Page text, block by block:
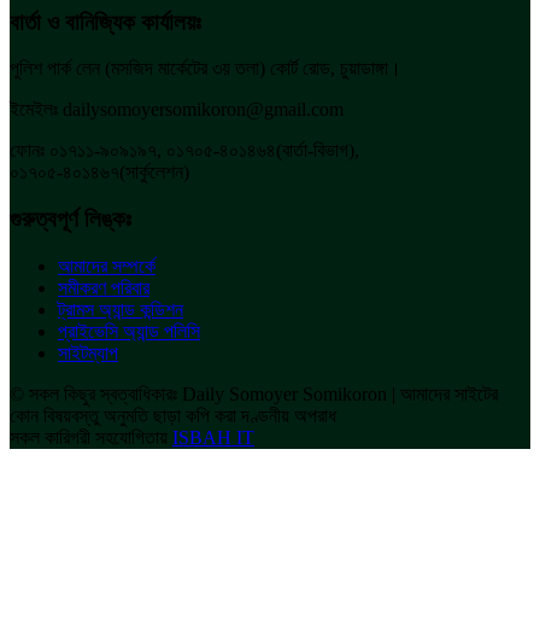
বার্তা ও বানিজ্যিক কার্যালয়ঃ
পুলিশ পার্ক লেন (মসজিদ মার্কেটের ৩য় তলা) কোর্ট রোড, চুয়াডাঙ্গা।
ইমেইলঃ dailysomoyersomikoron@gmail.com
ফোনঃ ০১৭১১-৯০৯১৯৭, ০১৭০৫-৪০১৪৬৪(বার্তা-বিভাগ),
০১৭০৫-৪০১৪৬৭(সার্কুলেশন)
গুরুত্বপূর্ণ লিঙ্কঃ
আমাদের সম্পর্কে
সমীকরণ পরিবার
ট্রামস অ্যান্ড কন্ডিশন
প্রাইভেসি অ্যান্ড পলিসি
সাইটম্যাপ
© সকল কিছুর স্বত্বাধিকারঃ Daily Somoyer Somikoron | আমাদের সাইটের
কোন বিষয়বস্তু অনুমতি ছাড়া কপি করা দণ্ডনীয় অপরাধ
সকল কারিগরী সহযোগিতায় ISBAH IT